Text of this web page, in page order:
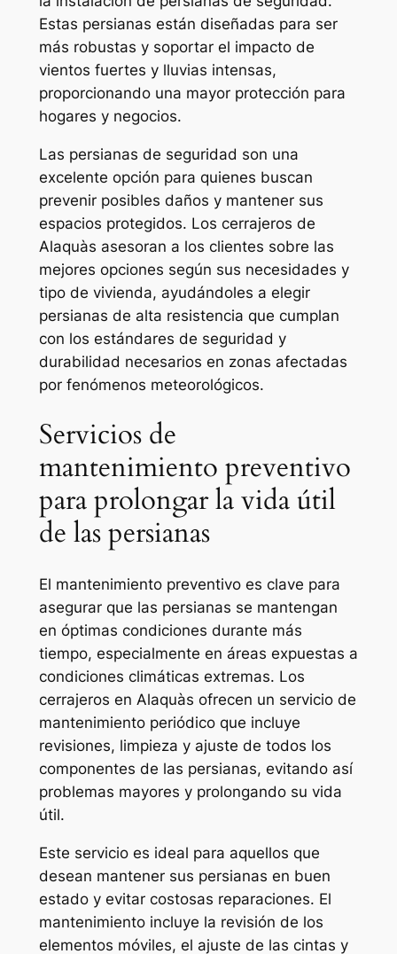
Estas persianas están diseñadas para ser
más robustas y soportar el impacto de
vientos fuertes y lluvias intensas,
proporcionando una mayor protección para
hogares y negocios.
Las persianas de seguridad son una
excelente opción para quienes buscan
prevenir posibles daños y mantener sus
espacios protegidos. Los cerrajeros de
Alaquàs asesoran a los clientes sobre las
mejores opciones según sus necesidades y
tipo de vivienda, ayudándoles a elegir
persianas de alta resistencia que cumplan
con los estándares de seguridad y
durabilidad necesarios en zonas afectadas
por fenómenos meteorológicos.
Servicios de
mantenimiento preventivo
para prolongar la vida útil
de las persianas
El mantenimiento preventivo es clave para
asegurar que las persianas se mantengan
en óptimas condiciones durante más
tiempo, especialmente en áreas expuestas a
condiciones climáticas extremas. Los
cerrajeros en Alaquàs ofrecen un servicio de
mantenimiento periódico que incluye
revisiones, limpieza y ajuste de todos los
componentes de las persianas, evitando así
problemas mayores y prolongando su vida
útil.
Este servicio es ideal para aquellos que
desean mantener sus persianas en buen
estado y evitar costosas reparaciones. El
mantenimiento incluye la revisión de los
elementos móviles, el ajuste de las cintas y